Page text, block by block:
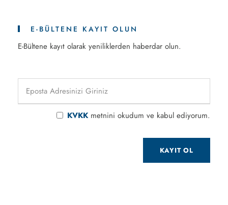
E-BÜLTENE KAYIT OLUN
E-Bültene kayıt olarak yeniliklerden haberdar olun.
KVKKmetnini okudum ve kabul ediyorum.